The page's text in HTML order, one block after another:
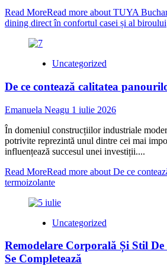
Read MoreRead more about TUYA
dining direct în confortul casei și al biroului
Uncategorized
De ce contează calitatea
Emanuela Neagu 1 iulie 2026
În domeniul construcțiilor industriale
potrivite reprezintă unul dintre cei mai
influențează succesul unei investiții....
Read MoreRead more about De ce
termoizolante
Uncategorized
Remodelare Corporală Și Stil
Se Completează